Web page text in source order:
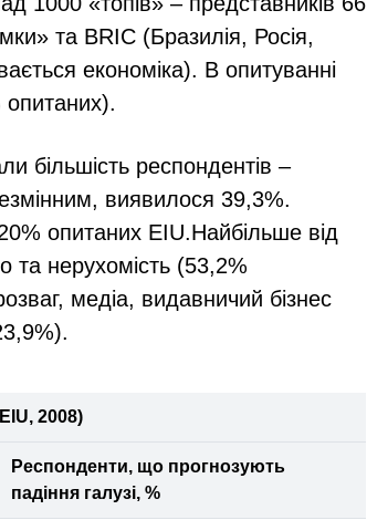
та BRIC (Бразилія, Росія,
економіка). В опитуванні
опитаних).
більшість респондентів –
виявилося 39,3%.
опитаних EІU.Найбільше від
та нерухомість (53,2%
медіа, видавничий бізнес
2008)
Респонденти, що прогнозують
падіння галузі, %